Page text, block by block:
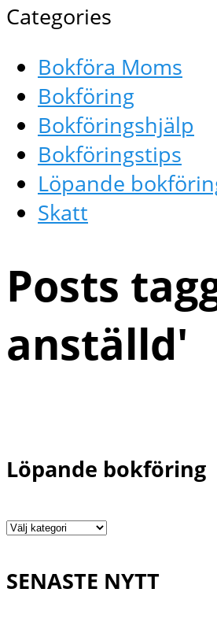
Categories
Bokföra Moms
Bokföring
Bokföringshjälp
Bokföringstips
Löpande
Skatt
Posts
anställd'
Löpande bokföring
Löpande
SENASTE NYTT